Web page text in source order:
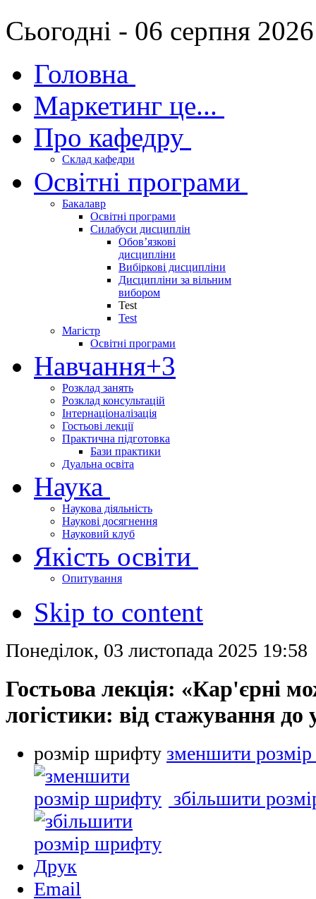
Сьогодні - 06 серпня
Головна
Маркетинг це...
Про кафедру
Склад кафедри
Освітні програми
Бакалавр
Освітні програми
Силабуси дисциплін
Обов’язкові
дисципліни
Вибіркові дисципліни
Дисципліни за вільним
вибором
Test
Test
Магістр
Освітні програми
Навчання+3
Розклад занять
Розклад консультацій
Інтернаціоналізація
Гостьові лекції
Практична підготовка
Бази практики
Дуальна освіта
Наука
Наукова діяльність
Наукові досягнення
Науковий клуб
Якість освіти
Опитування
Skip to content
Понеділок, 03 листопада 2025 19:58
Гостьова лекція: «Кар'єрні
логістики: від стажування до
розмір шрифту зменшити
збільшити
Друк
Email